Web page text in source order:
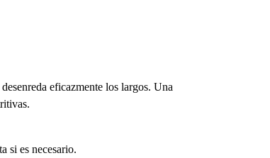
eficazmente los largos. Una
si es necesario.